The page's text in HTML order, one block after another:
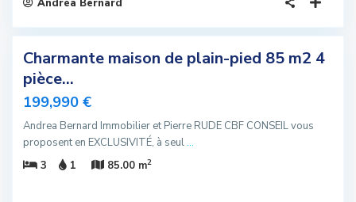
Andréa Bernard
Charmante maison de plain-pied 85 m2 4
pièce...
199,990 €
Andrea Bernard Immobilier et Pierre RUDE CBF CONSEIL vous
proposent en EXCLUSIVITÉ, à seul...
3
1 85.00 m2